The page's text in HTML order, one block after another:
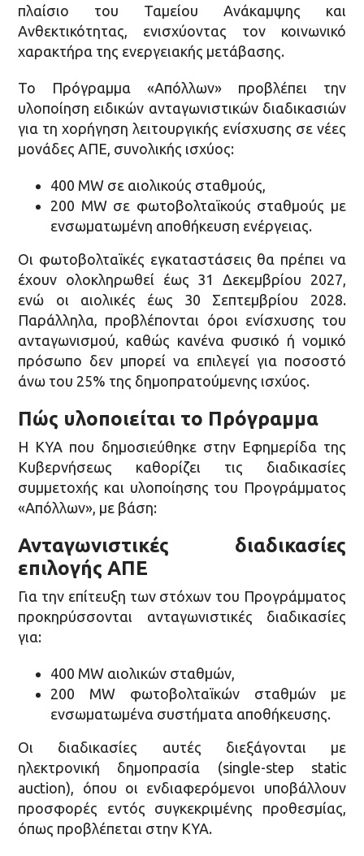
πλαίσιο του Ταμείου Ανάκαμψης και
Ανθεκτικότητας, ενισχύοντας τον κοινωνικό
χαρακτήρα της ενεργειακής μετάβασης.
Το Πρόγραμμα «Απόλλων» προβλέπει την
υλοποίηση ειδικών ανταγωνιστικών διαδικασιών
για τη χορήγηση λειτουργικής ενίσχυσης σε νέες
μονάδες ΑΠΕ, συνολικής ισχύος:
400 MW σε αιολικούς σταθμούς,
200 MW σε φωτοβολταϊκούς σταθμούς με
ενσωματωμένη αποθήκευση ενέργειας.
Οι φωτοβολταϊκές εγκαταστάσεις θα πρέπει να
έχουν ολοκληρωθεί έως 31 Δεκεμβρίου 2027,
ενώ οι αιολικές έως 30 Σεπτεμβρίου 2028.
Παράλληλα, προβλέπονται όροι ενίσχυσης του
ανταγωνισμού, καθώς κανένα φυσικό ή νομικό
πρόσωπο δεν μπορεί να επιλεγεί για ποσοστό
άνω του 25% της δημοπρατούμενης ισχύος.
Πώς υλοποιείται το Πρόγραμμα
Η ΚΥΑ που δημοσιεύθηκε στην Εφημερίδα της
Κυβερνήσεως καθορίζει τις διαδικασίες
συμμετοχής και υλοποίησης του Προγράμματος
«Απόλλων», με βάση:
Ανταγωνιστικές διαδικασίες
επιλογής ΑΠΕ
Για την επίτευξη των στόχων του Προγράμματος
προκηρύσσονται ανταγωνιστικές διαδικασίες
για:
400 MW αιολικών σταθμών,
200 MW φωτοβολταϊκών σταθμών με
ενσωματωμένα συστήματα αποθήκευσης.
Οι διαδικασίες αυτές διεξάγονται με
ηλεκτρονική δημοπρασία (single-step static
auction), όπου οι ενδιαφερόμενοι υποβάλλουν
προσφορές εντός συγκεκριμένης προθεσμίας,
όπως προβλέπεται στην ΚΥΑ.